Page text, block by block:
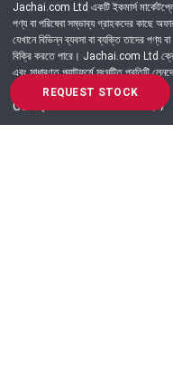
REQUEST STOCK
Jachai.com Ltd একটি ইকমার্স
পণ্য বা পরিষেবা সম্ভাব্য গ্রাহকদের কাছে
যেখানে বিভিন্ন ব্যবসা বা ব্যক্তি তাদের পণ্য
বিক্রি করতে পারে। Jachai.com Ltd
এবং সাধারণত প্ল্যাটফর্মে সংঘটিত প্রতিটি
Got Question? Call us 24/7